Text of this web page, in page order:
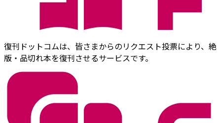
復刊ドットコムは、皆さまからのリクエスト投票により、絶
版・品切れ本を復刊させるサービスです。